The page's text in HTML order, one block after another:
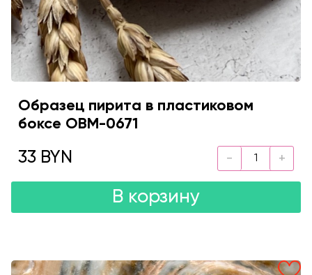
Образец пирита в пластиковом
боксе OBM-0671
33 BYN
В корзину